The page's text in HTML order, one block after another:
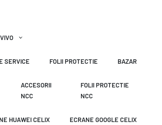
VIVO
SERVICE FOLII PROTECTIE BAZAR
ACCESORII
NCC
FOLII PROTECTIE
NCC
HUAWEI CELIX ECRANE GOOGLE CELIX